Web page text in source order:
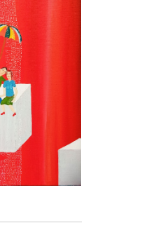
Analytics) a reklamní
abychom zlepšili váš
Funkční cookies (přihlášení,
ochrany osobních údajů